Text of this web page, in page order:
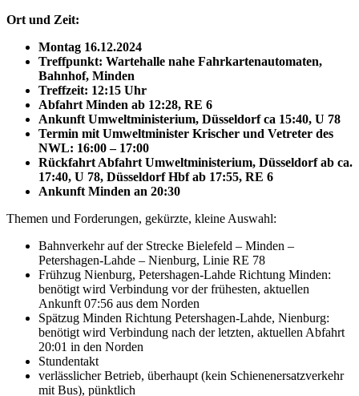
Ort und Zeit:
Montag 16.12.2024
Treffpunkt: Wartehalle nahe Fahrkartenautomaten,
Bahnhof, Minden
Treffzeit: 12:15 Uhr
Abfahrt Minden ab 12:28, RE 6
Ankunft Umweltministerium, Düsseldorf ca 15:40, U 78
Termin mit Umweltminister Krischer und Vetreter des
NWL: 16:00 – 17:00
Rückfahrt Abfahrt Umweltministerium, Düsseldorf ab ca.
17:40, U 78, Düsseldorf Hbf ab 17:55, RE 6
Ankunft Minden an 20:30
Themen und Forderungen, gekürzte, kleine Auswahl:
Bahnverkehr auf der Strecke Bielefeld – Minden –
Petershagen-Lahde – Nienburg, Linie RE 78
Frühzug Nienburg, Petershagen-Lahde Richtung Minden:
benötigt wird Verbindung vor der frühesten, aktuellen
Ankunft 07:56 aus dem Norden
Spätzug Minden Richtung Petershagen-Lahde, Nienburg:
benötigt wird Verbindung nach der letzten, aktuellen Abfahrt
20:01 in den Norden
Stundentakt
verlässlicher Betrieb, überhaupt (kein Schienenersatzverkehr
mit Bus), pünktlich